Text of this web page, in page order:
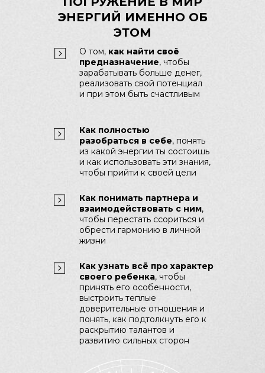
О том, как найти своё
предназначение, чтобы
зарабатывать больше денег,
реализовать свой потенциал
и при этом быть счастливым
ЭНЕРГИЙ ИМЕННО ОБ
ЭТОМ
Как полностью
разобраться в себе, понять
из какой энергии ты состоишь
и как использовать эти знания,
чтобы прийти к своей цели
Как понимать партнера и
взаимодействовать с ним,
чтобы перестать ссориться и
обрести гармонию в личной
жизни
Как узнать всё про характер
своего ребенка, чтобы
принять его особенности,
выстроить теплые
доверительные отношения и
понять, как подтолкнуть его к
раскрытию талантов и
развитию сильных сторон